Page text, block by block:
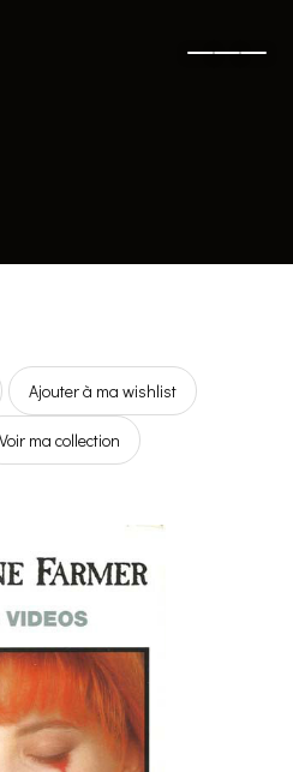
Ajouter à ma wishlist
Voir ma collection